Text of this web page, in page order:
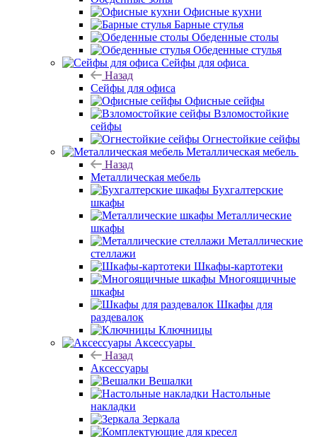
Офисные кухни
Барные стулья
Обеденные столы
Обеденные стулья
Сейфы для офиса
Назад
Сейфы для офиса
Офисные сейфы
Взломостойкие
сейфы
Огнестойкие сейфы
Металлическая мебель
Назад
Металлическая мебель
Бухгалтерские
шкафы
Металлические
шкафы
Металлические
стеллажи
Шкафы-картотеки
Многоящичные
шкафы
Шкафы для
раздевалок
Ключницы
Аксессуары
Назад
Аксессуары
Вешалки
Настольные
накладки
Зеркала